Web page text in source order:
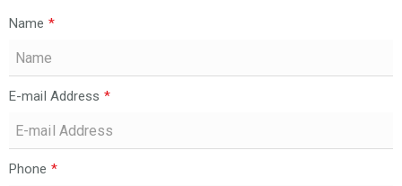
Name *
E-mail Address *
Phone *